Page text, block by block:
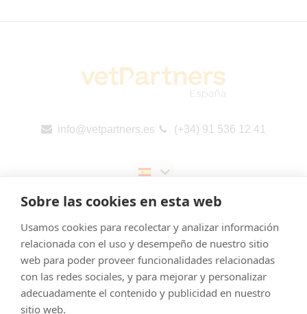
Sobre las cookies en esta web
Usamos cookies para recolectar y analizar información
relacionada con el uso y desempeño de nuestro sitio
web para poder proveer funcionalidades relacionadas
con las redes sociales, y para mejorar y personalizar
adecuadamente el contenido y publicidad en nuestro
sitio web.
info@vetpartners.es (+34) 91 536 12 41
Aviso legal
Cookies